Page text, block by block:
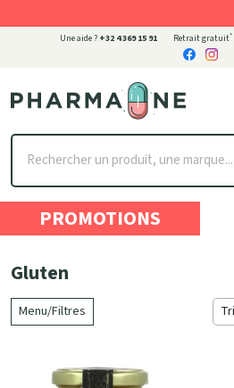
Une aide ? +32 4 369 15 91 Retrait gratuit*
Pharmaone Votre pharmacie en ligne
PROMOTIONS
Gluten
Menu/Filtres